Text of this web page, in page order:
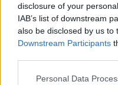
disclosure of your
IAB’s list of downstream
also be disclosed by us to
Downstream Participants
Personal Data
Publié parWanderlust
2013 à 15h55.